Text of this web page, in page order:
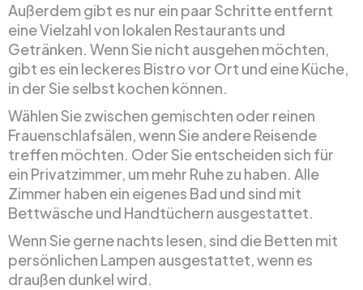
Außerdem gibt es nur ein paar Schritte entfernt
eine Vielzahl von lokalen Restaurants und
Getränken. Wenn Sie nicht ausgehen möchten,
gibt es ein leckeres Bistro vor Ort und eine Küche,
in der Sie selbst kochen können.
Wählen Sie zwischen gemischten oder reinen
Frauenschlafsälen, wenn Sie andere Reisende
treffen möchten. Oder Sie entscheiden sich für
ein Privatzimmer, um mehr Ruhe zu haben. Alle
Zimmer haben ein eigenes Bad und sind mit
Bettwäsche und Handtüchern ausgestattet.
Wenn Sie gerne nachts lesen, sind die Betten mit
persönlichen Lampen ausgestattet, wenn es
draußen dunkel wird.